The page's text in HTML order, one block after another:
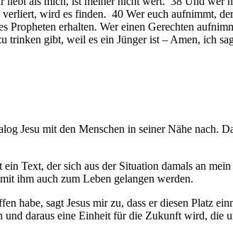
wird es finden. 40 Wer euch aufnimmt,
erhalten. Wer einen Gerechten
gibt, weil es ein Jünger ist – Amen, ich
Jesu mit den Menschen in seiner Nähe nach.
Text, der sich aus der Situation damals an
ihm auch zum Leben gelangen werden.
habe, sagt Jesus mir zu, dass er diesen Platz
daraus eine Einheit für die Zukunft wird, die